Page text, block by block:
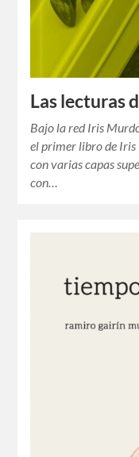
Las lecturas
Bajo la red Iris
el primer libro de Iris
con varias capas
con…